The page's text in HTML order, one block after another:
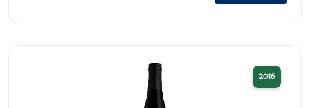
2016